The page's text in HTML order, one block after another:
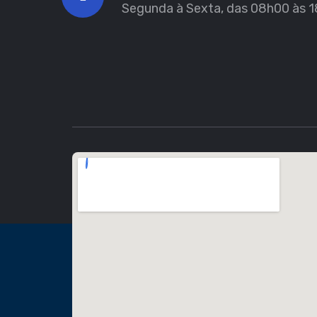
Segunda à Sexta, das 08h00 às